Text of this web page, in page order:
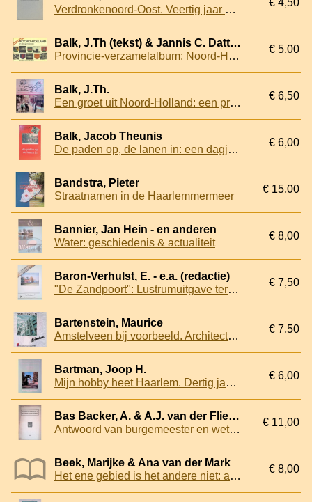
Verdronkenoord-Oost. Veertig jaar een vereniging van buren
€ 4,50
Balk, J.Th (tekst) & Jannis C. Datthijn (samenstelling)
Provincie-verzamelalbum: Noord-Holland en zijn gemeenten
€ 5,00
Balk, J.Th.
Een groet uit Noord-Holland: een prentbriefkaartenalbum uit het begin van onze eeuw
€ 6,50
Balk, Jacob Theunis
De paden op, de lanen in: een dagje uit in het Noorderkwartier
€ 6,00
Bandstra, Pieter
Straatnamen in de Haarlemmermeer
€ 15,00
Bannier, Jan Hein - en anderen
Water: geschiedenis & actualiteit
€ 8,00
Baron-Verhulst, E. - e.a. (redactie)
"De Zandpoort": Lustrumuitgave ter gelegenheid van 35 jaar Stichting Santpoort
€ 7,50
Bartenstein, Maurice
Amstelveen bij voorbeeld. Architectuur vanaf 1980
€ 7,50
Bartman, Joop H.
Mijn hobby heet Haarlem. Dertig jaar geluk in de gemeentepolitiek
€ 6,00
Bas Backer, A. & A.J. van der Flier - e.a.
Antwoord van burgemeester en wethouders van Bloemendaal op het voorstel van het gemeentebestuur van Haarlem tot grenswijziging (1917) uitgebracht aan gedeputeerde staten van Noordholland. 6 februari 1918
€ 11,00
Beek, Marijke & Ana van der Mark
Het ene gebied is het andere niet: atlas beschermde stads- en dorpsgezichten in Noord-Holland
€ 8,00